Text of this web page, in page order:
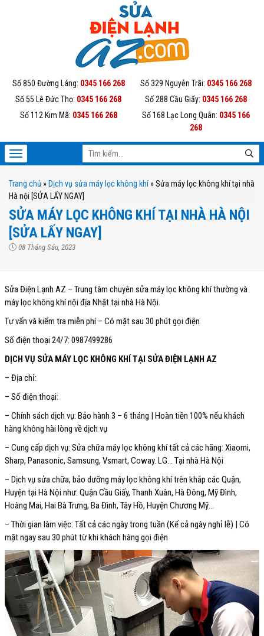
Số 850 Đường Láng: 0345 166 268 Số 329 Nguyễn Trãi: 0345 166 268
Số 55 Lê Đức Thọ: 0345 166 268 Số 288 Cầu Giấy: 0345 166 268
Số 112 Kim Mã: 0345 166 268 Số 168 Lạc Long Quân: 0345 166
268
Trang chủ » Dịch vụ sửa máy lọc không khí»Sửa máy lọc không khí tại nhà
Hà nội [SỬA LẤY NGAY]
SỬA MÁY LỌC KHÔNG KHÍ TẠI NHÀ HÀ NỘI
[SỬA LẤY NGAY]
08 Tháng Sáu, 2023
Sửa Điện Lạnh AZ – Trung tâm chuyên sửa máy lọc không khí thường và
máy lọc không khí nội địa Nhật tại nhà Hà Nội.
Tư vấn và kiểm tra miễn phí – Có mặt sau 30 phút gọi điện
Số điện thoại 24/7: 0987499286
DỊCH VỤ SỬA MÁY LỌC KHÔNG KHÍ TẠI SỬA ĐIỆN LẠNH AZ
– Địa chỉ:
– Số điện thoại:
– Chính sách dịch vụ: Bảo hành 3 – 6 tháng | Hoàn tiền 100% nếu khách
hàng không hài lòng về dịch vụ
– Cung cấp dịch vụ: Sửa chữa máy lọc không khí tất cả các hãng: Xiaomi,
Sharp, Panasonic, Samsung, Vsmart, Coway. LG… Tại nhà Hà Nội
– Dịch vụ sửa chữa, bảo dưỡng máy lọc không khí trên khắp các Quận,
Huyện tại Hà Nội như: Quận Cầu Giấy, Thanh Xuân, Hà Đông, Mỹ Đình,
Hoàng Mai, Hai Bà Trưng, Ba Đình, Tây Hồ, Huyện Chương Mỹ…
– Thời gian làm việc: Tất cả các ngày trong tuần (Kể cả ngày nghỉ lễ) | Có
mặt ngay sau 30 phút từ khi khách hàng gọi điện